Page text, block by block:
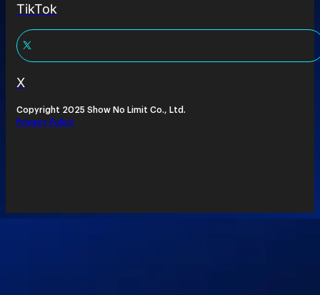
TikTok
X
Copyright 2025 Show No Limit Co., Ltd.
Privacy Policy